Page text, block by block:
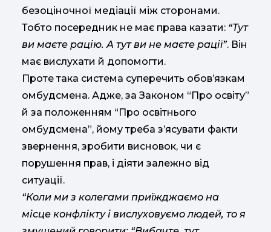
безоціночної медіації між сторонами.
Тобто посередник не має права казати: “Тут
ви маєте рацію. А тут ви не маєте рації”. Він
має вислухати й допомогти.
Проте така система суперечить обов’язкам
омбудсмена. Адже, за Законом “Про освіту”
й за положенням “Про освітнього
омбудсмена”, йому треба з’ясувати факти
звернення, зробити висновок, чи є
порушення прав, і діяти залежно від
ситуації.
“Коли ми з колегами приїжджаємо на
місце конфлікту і вислуховуємо людей, то я